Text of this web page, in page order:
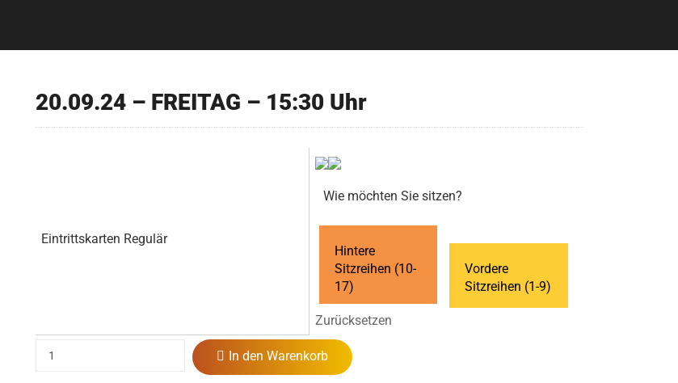
20.09.24 – FREITAG – 15:30 Uhr
Eintrittskarten Regulär
Wie möchten Sie sitzen?
Hintere
Sitzreihen (10-
17)
Vordere
Sitzreihen (1-9)
Zurücksetzen
In den Warenkorb